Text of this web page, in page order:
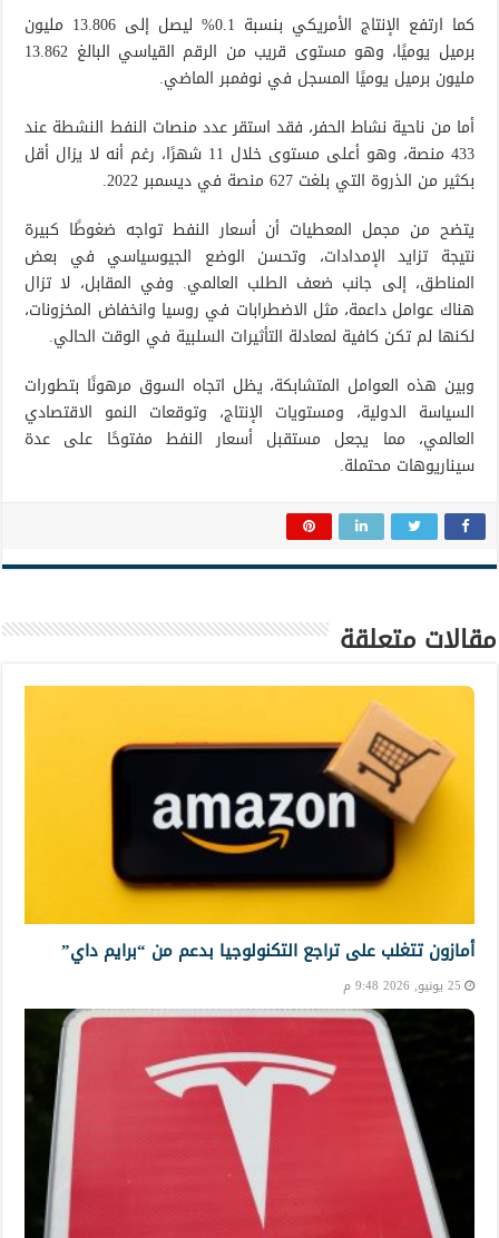
كما ارتفع الإنتاج الأمريكي بنسبة 0.1% ليصل إلى 13.806 مليون
برميل يوميًا، وهو مستوى قريب من الرقم القياسي البالغ 13.862
مليون برميل يوميًا المسجل في نوفمبر الماضي.
أما من ناحية نشاط الحفر، فقد استقر عدد منصات النفط النشطة عند
433 منصة، وهو أعلى مستوى خلال 11 شهرًا، رغم أنه لا يزال أقل
بكثير من الذروة التي بلغت 627 منصة في ديسمبر 2022.
يتضح من مجمل المعطيات أن أسعار النفط تواجه ضغوطًا كبيرة
نتيجة تزايد الإمدادات، وتحسن الوضع الجيوسياسي في بعض
المناطق، إلى جانب ضعف الطلب العالمي. وفي المقابل، لا تزال
هناك عوامل داعمة، مثل الاضطرابات في روسيا وانخفاض المخزونات،
لكنها لم تكن كافية لمعادلة التأثيرات السلبية في الوقت الحالي.
وبين هذه العوامل المتشابكة، يظل اتجاه السوق مرهونًا بتطورات
السياسة الدولية، ومستويات الإنتاج، وتوقعات النمو الاقتصادي
العالمي، مما يجعل مستقبل أسعار النفط مفتوحًا على عدة
سيناريوهات محتملة.
مقالات متعلقة
أمازون تتغلب على تراجع التكنولوجيا بدعم من “برايم داي”
25 يونيو, 2026 9:48 م